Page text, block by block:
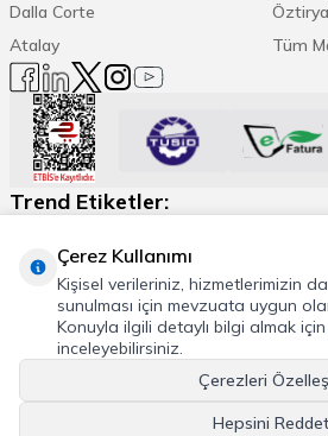
Dalla Corte
Atalay
Tüm
Trend Etiketler:
Espresso Makinesi Kahve Öğütücü
© 2026 Cafemarkt, Tüm hakları saklıdır
Çerez Kullanımı
Kişisel verileriniz, hizmetlerimizin
sunulması için mevzuata uygun
Konuyla ilgili detaylı bilgi almak için
inceleyebilirsiniz.
Çerezleri
Hepsini